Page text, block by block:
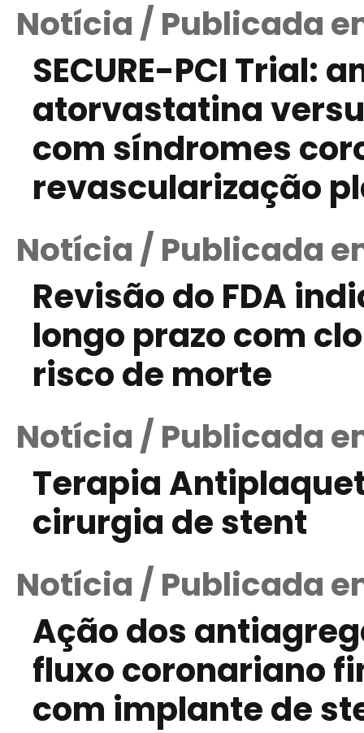
Notícia / Publicada
SECURE-PCI Trial:
atorvastatina
com síndromes
revascularização
Notícia / Publicada
Revisão do FDA
longo prazo com
risco de morte
Notícia / Publicada
Terapia
cirurgia de stent
Notícia / Publicada
Ação dos
fluxo coronariano
com implante de